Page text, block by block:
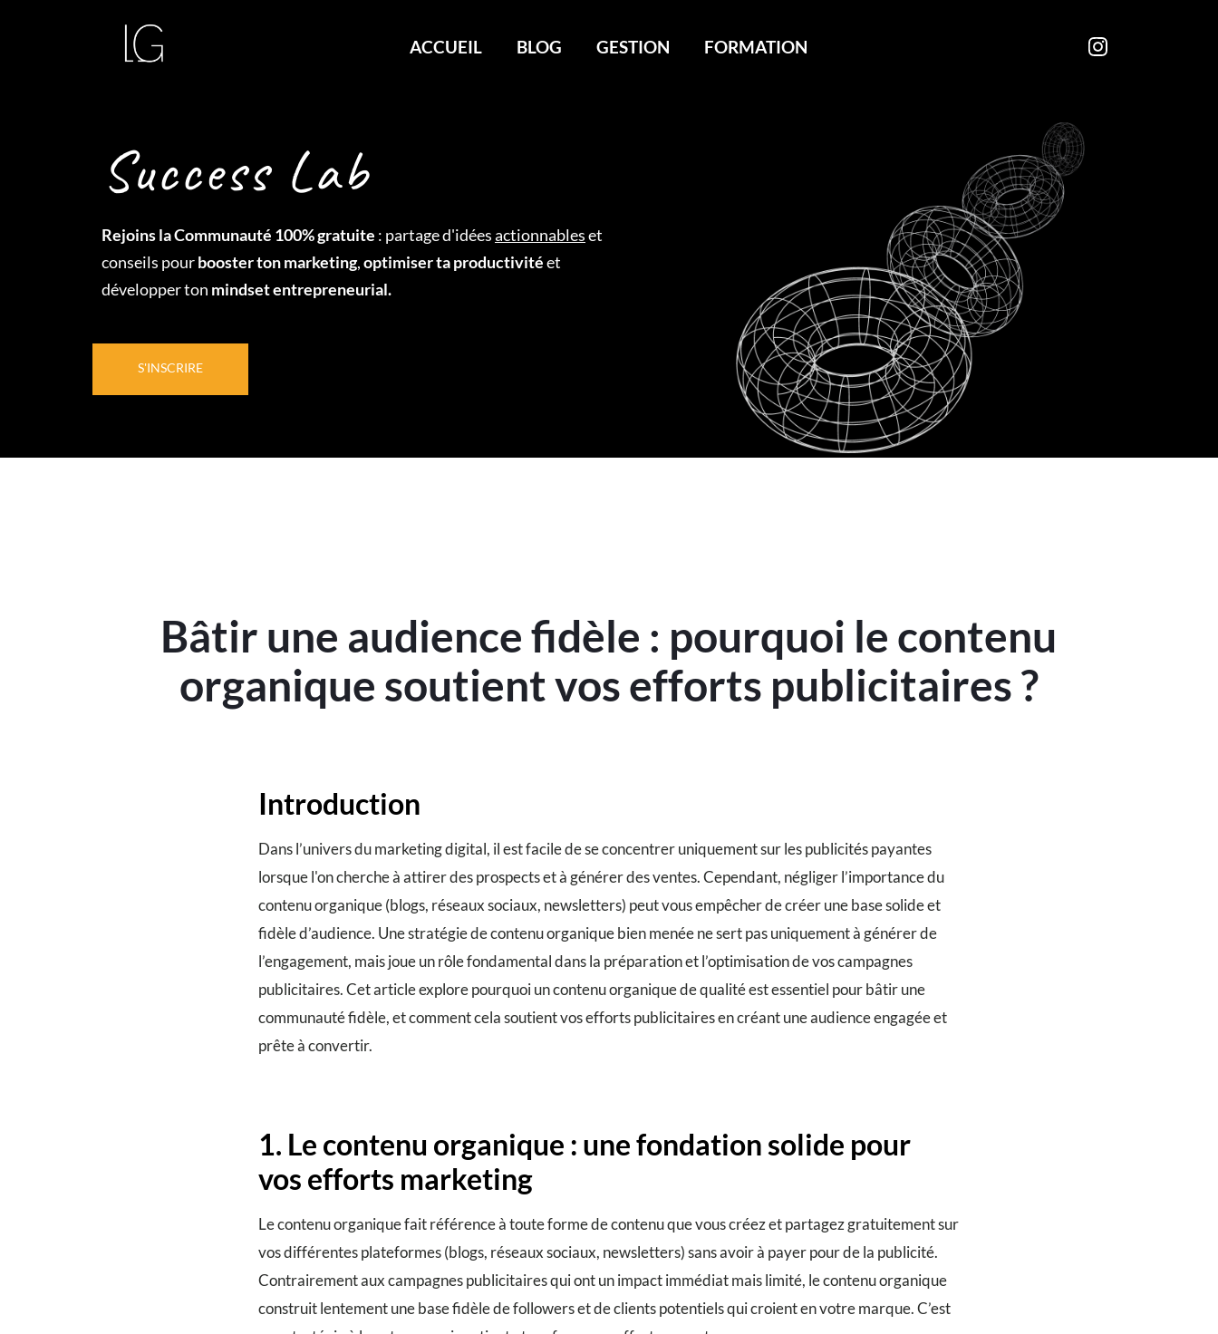
ACCUEIL BLOG GESTION FORMATION
Success Lab
Rejoins la Communauté 100% gratuite : partage d'idéesactionnableset
conseils pourbooster ton marketing,optimiser ta productivitéet
développer ton mindset entrepreneurial.
S'INSCRIRE
Bâtir une audience fidèle : pourquoi le contenu
organique soutient vos efforts publicitaires ?
Introduction
Dans l’univers du marketing digital, il est facile de se concentrer uniquement sur les publicités payantes
lorsque l'on cherche à attirer des prospects et à générer des ventes. Cependant, négliger l’importance du
contenu organique (blogs, réseaux sociaux, newsletters) peut vous empêcher de créer une base solide et
fidèle d’audience. Une stratégie de contenu organique bien menée ne sert pas uniquement à générer de
l’engagement, mais joue un rôle fondamental dans la préparation et l’optimisation de vos campagnes
publicitaires. Cet article explore pourquoi un contenu organique de qualité est essentiel pour bâtir une
communauté fidèle, et comment cela soutient vos efforts publicitaires en créant une audience engagée et
prête à convertir.
1. Le contenu organique : une fondation solide pour
vos efforts marketing
Le contenu organique fait référence à toute forme de contenu que vous créez et partagez gratuitement sur
vos différentes plateformes (blogs, réseaux sociaux, newsletters) sans avoir à payer pour de la publicité.
Contrairement aux campagnes publicitaires qui ont un impact immédiat mais limité, le contenu organique
construit lentement une base fidèle de followers et de clients potentiels qui croient en votre marque. C’est